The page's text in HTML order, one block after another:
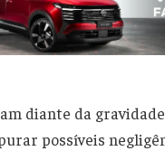
diante da
possíveis